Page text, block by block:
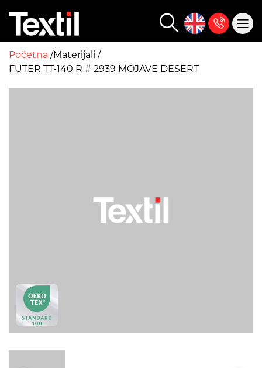
Početna Materijali
FUTER TT-140 R # 2939 MOJAVE DESERT